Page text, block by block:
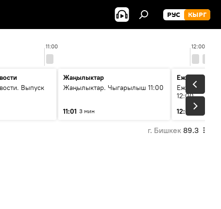
РУС КЫРГ
11:00 12:00
Выпуск
Жаңылыктар
Жаңылыктар. Чыгарылыш 11:00
11:01 3 мин
Ежедневные
Ежедневные
12:00
12:01
3 мин
г. Бишкек 89.3